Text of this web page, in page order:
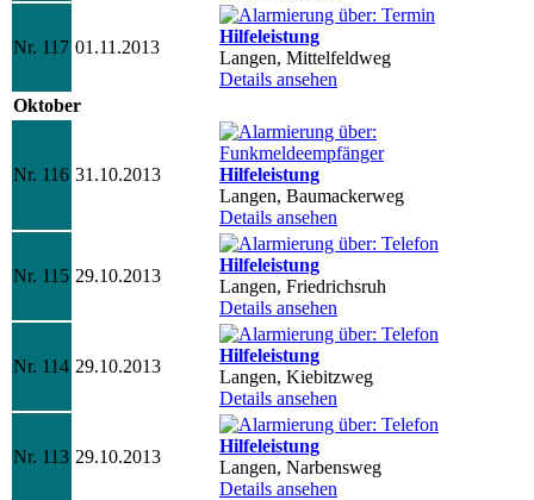
Nr. 117 01.11.2013
Hilfeleistung
Langen, Mittelfeldweg
Details ansehen
Oktober
Nr. 116 31.10.2013
Hilfeleistung
Langen, Baumackerweg
Details ansehen
Nr. 115 29.10.2013
Hilfeleistung
Langen, Friedrichsruh
Details ansehen
Nr. 114 29.10.2013
Hilfeleistung
Langen, Kiebitzweg
Details ansehen
Nr. 113 29.10.2013
Hilfeleistung
Langen, Narbensweg
Details ansehen